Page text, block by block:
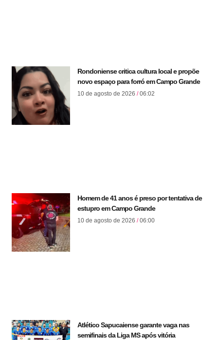
Rondoniense critica cultura local e propõe
novo espaço para forró em Campo Grande
10 de agosto de 2026 06:02
Homem de 41 anos é preso por tentativa de
estupro em Campo Grande
10 de agosto de 2026 06:00
Atlético Sapucaiense garante vaga nas
semifinais da Liga MS após vitória